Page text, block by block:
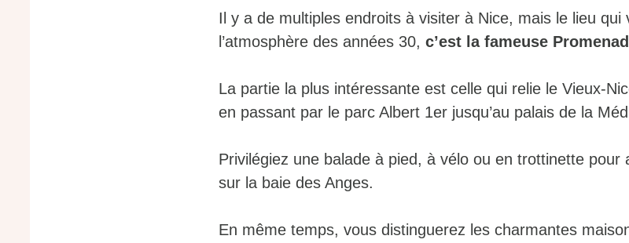
Il y a de multiples endroits à visiter à Nice, mais le lieu qui
l’atmosphère des années 30, c’est la fameuse
La partie la plus intéressante est celle qui relie le Vieux-
en passant par le parc Albert 1er jusqu’au palais de la
Privilégiez une balade à pied, à vélo ou en trottinette pour
sur la baie des Anges.
En même temps, vous distinguerez les charmantes